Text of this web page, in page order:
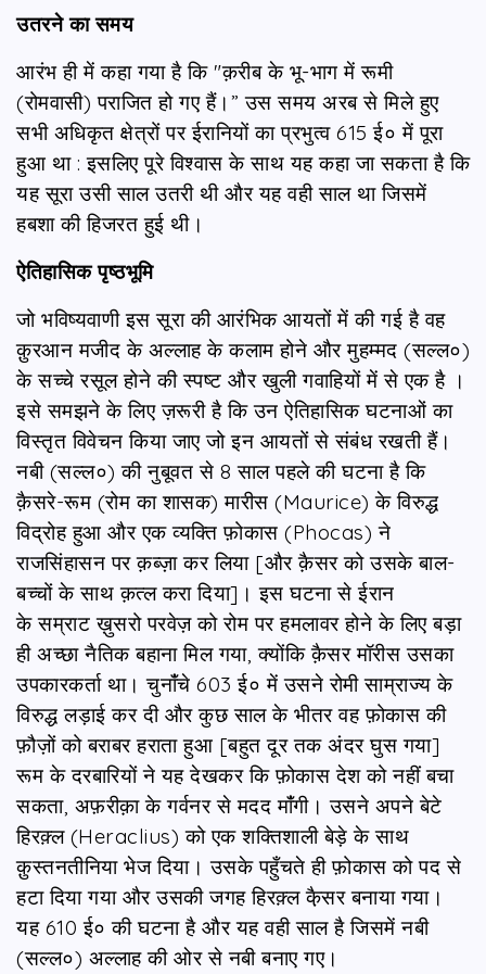
उतरने का समय
आरंभ ही में कहा गया है कि "क़रीब के भू-भाग में रूमी
(रोमवासी) पराजित हो गए हैं।” उस समय अरब से मिले हुए
सभी अधिकृत क्षेत्रों पर ईरानियों का प्रभुत्व 615 ई० में पूरा
हुआ था : इसलिए पूरे विश्वास के साथ यह कहा जा सकता है कि
यह सूरा उसी साल उतरी थी और यह वही साल था जिसमें
हबशा की हिजरत हुई थी।
ऐतिहासिक पृष्ठभूमि
जो भविष्यवाणी इस सूरा की आरंभिक आयतों में की गई है वह
क़ुरआन मजीद के अल्लाह के कलाम होने और मुहम्मद (सल्ल०)
के सच्चे रसूल होने की स्पष्ट और खुली गवाहियों में से एक है ।
इसे समझने के लिए ज़रूरी है कि उन ऐतिहासिक घटनाओं का
विस्तृत विवेचन किया जाए जो इन आयतों से संबंध रखती हैं।
नबी (सल्ल०) की नुबूवत से 8 साल पहले की घटना है कि
क़ैसरे-रूम (रोम का शासक) मारीस (Maurice) के विरुद्ध
विद्रोह हुआ और एक व्यक्ति फ़ोकास (Phocas) ने
राजसिंहासन पर क़ब्ज़ा कर लिया [और क़ैसर को उसके बाल-
बच्चों के साथ क़त्ल करा दिया]। इस घटना से ईरान
के सम्राट ख़ुसरो परवेज़ को रोम पर हमलावर होने के लिए बड़ा
ही अच्छा नैतिक बहाना मिल गया, क्योंकि क़ैसर मॉरीस उसका
उपकारकर्ता था। चुनांँचे 603 ई० में उसने रोमी साम्राज्य के
विरुद्ध लड़ाई कर दी और कुछ साल के भीतर वह फ़ोकास की
फ़ौज़ों को बराबर हराता हुआ [बहुत दूर तक अंदर घुस गया]
रूम के दरबारियों ने यह देखकर कि फ़ोकास देश को नहीं बचा
सकता, अफ़रीक़ा के गर्वनर से मदद मांँगी। उसने अपने बेटे
हिरक़्ल (Heraclius) को एक शक्तिशाली बेड़े के साथ
क़ुस्तनतीनिया भेज दिया। उसके पहुँचते ही फ़ोकास को पद से
हटा दिया गया और उसकी जगह हिरक़्ल कै़सर बनाया गया।
यह 610 ई० की घटना है और यह वही साल है जिसमें नबी
(सल्ल०) अल्लाह की ओर से नबी बनाए गए।